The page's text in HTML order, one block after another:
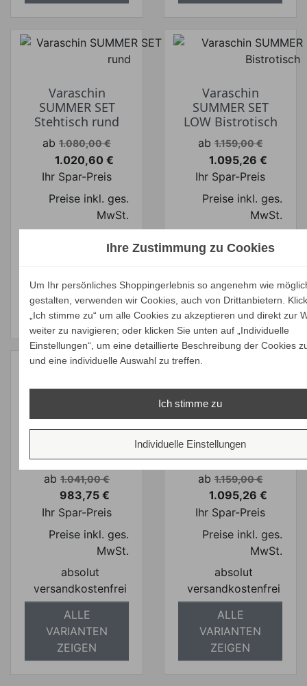
Varaschin
SUMMER SET
Stehtisch rund
Verkaufspreis
ab 1.080,00 €
Preis
1.020,60 €
Ihr Spar-Preis
Preise inkl. ges.
MwSt.
versandkostenfrei
ALLE
VARIANTEN
ZEIGEN
Varaschin
SUMMER SET
LOW Bistrotisch
Verkaufspreis
ab 1.159,00 €
Preis
1.095,26 €
Ihr Spar-Preis
Preise inkl. ges.
MwSt.
versandkostenfrei
VARIANTEN
ZEIGEN
SUMMER SET
rund
Verkaufspreis
ab 1.041,00 €
Preis
983,75 €
Ihr Spar-Preis
Preise inkl. ges.
MwSt.
absolut
versandkostenfrei
ALLE
VARIANTEN
ZEIGEN
SUMMER SET
Bistrotisch
klappbar
Verkaufspreis
ab 1.159,00 €
Preis
1.095,26 €
Ihr Spar-Preis
Preise inkl. ges.
MwSt.
absolut
versandkostenfrei
ALLE
VARIANTEN
ZEIGEN
Ihre Zustimmung zu Cookies
Um Ihr persönliches Shoppingerlebnis so angenehm wie
gestalten, verwenden wir Cookies, auch von Drittanbietern.
„Ich stimme zu“ um alle Cookies zu akzeptieren und direkt zur
weiter zu navigieren; oder klicken Sie unten auf „Individuelle
Einstellungen“, um eine detaillierte Beschreibung der Cookies
und eine individuelle Auswahl zu treffen.
Ich stimme zu
Individuelle Einstellungen